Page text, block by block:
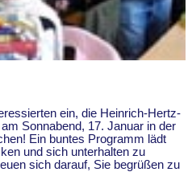
ein, die Heinrich-Hertz-
Sonnabend, 17. Januar in der
Ein buntes Programm lädt
und sich unterhalten zu
sich darauf, Sie begrüßen zu